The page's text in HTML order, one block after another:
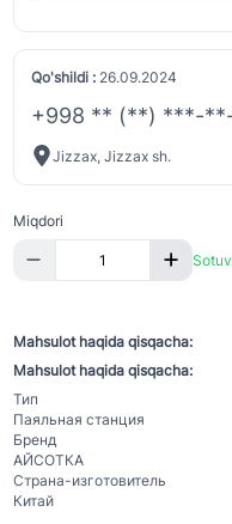
Qo'shildi :26.09.2024
+998 ** (**) ***-
Jizzax, Jizzax sh.
Miqdori
Mahsulot haqida qisqacha:
Mahsulot haqida qisqacha:
Тип
Паяльная станция
Бренд
АЙСОТКА
Страна-изготовитель
Китай